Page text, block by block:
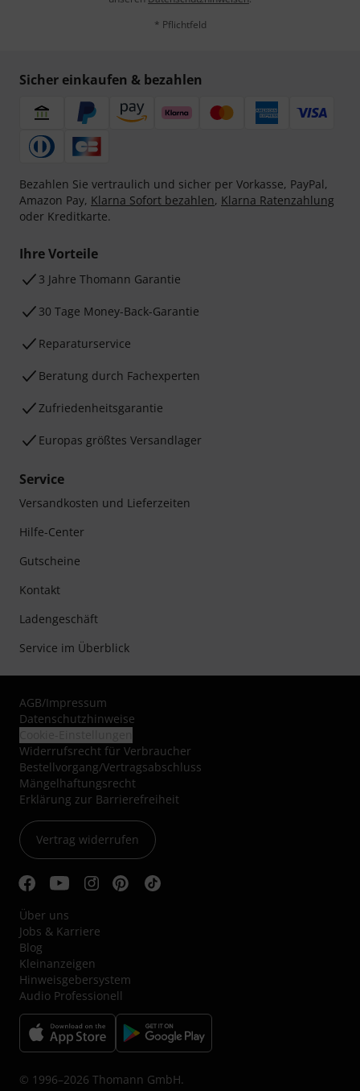
* Pflichtfeld
Sicher einkaufen & bezahlen
Bezahlen Sie vertraulich und sicher per Vorkasse, PayPal,
Amazon Pay, Klarna Sofort bezahlen, Klarna Ratenzahlung
oder Kreditkarte.
Ihre Vorteile
3 Jahre Thomann Garantie
30 Tage Money-Back-Garantie
Reparaturservice
Beratung durch Fachexperten
Zufriedenheitsgarantie
Europas größtes Versandlager
Service
Versandkosten und Lieferzeiten
Hilfe-Center
Gutscheine
Kontakt
Ladengeschäft
Service im Überblick
AGB/Impressum
Datenschutzhinweise
Widerrufsrecht für Verbraucher
Bestellvorgang/Vertragsabschluss
Mängelhaftungsrecht
Erklärung zur Barrierefreiheit
Vertrag widerrufen
Über uns
Jobs & Karriere
Blog
Kleinanzeigen
Hinweisgebersystem
Audio Professionell
© 1996–2026 Thomann GmbH.